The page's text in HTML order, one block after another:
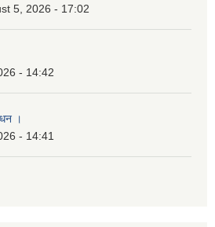
5, 2026 - 17:02
- 14:42
।
- 14:41